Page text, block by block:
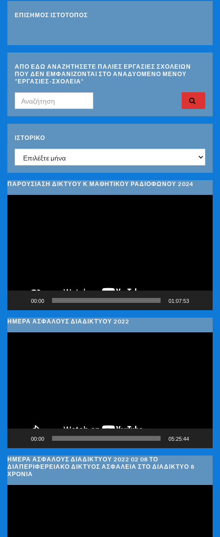
ΕΠΙΣΗΜΟΣ ΙΣΤΟΤΟΠΟΣ
ΑΠΟ ΕΔΩ ΑΝΑΖΗΤΗΣΕΤΕ ΠΑΛΙΕΣ ΕΡΓΑΣΙΕΣ ΣΧΟΛΕΙΩΝ
ΠΟΥ ΔΕΝ ΕΜΦΑΝΙΖΟΝΤΑΙ ΣΤΟ ΑΝΑΔΥΟΜΕΝΟ ΜΕΝΟΥ
“ΕΡΓΑΣΙΕΣ-ΣΧΟΛΕΙΑ”
Search for:
ΙΣΤΟΡΙΚΌ
Ιστορικό
ΠΑΡΟΥΣΙΑΣΗ ΔΙΚΤΥΟΥ Κ ΜΑΘΗΤΙΚΟΥ ΡΑΔΙΟΦΩΝΟΥ 2024
00:00 01:07:53
ΗΜΕΡΑ ΑΣΦΑΛΟΥΣ ΔΙΑΔΙΚΤΥΟΥ 2022
00:00 05:25:44
ΗΜΈΡΑ ΑΣΦΑΛΟΎΣ ΔΙΑΔΙΚΤΎΟΥ 2022 02 08 ΤΟ
ΔΙΑΠΕΡΙΦΕΡΕΙΑΚΌ ΔΊΚΤΥΟΣ ΑΣΦΆΛΕΙΑ ΣΤΟ ΔΙΑΔΊΚΤΥΟ 8
ΧΡΌΝΙΑ